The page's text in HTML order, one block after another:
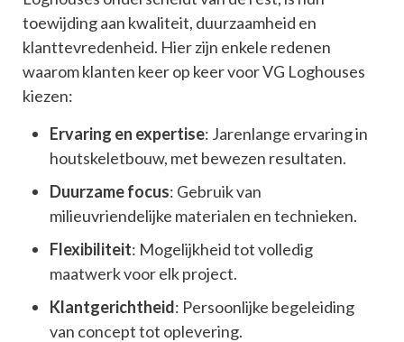
toewijding aan kwaliteit, duurzaamheid en
klanttevredenheid. Hier zijn enkele redenen
waarom klanten keer op keer voor VG Loghouses
kiezen:
Ervaring en expertise: Jarenlange ervaring in
houtskeletbouw, met bewezen resultaten.
Duurzame focus: Gebruik van
milieuvriendelijke materialen en technieken.
Flexibiliteit: Mogelijkheid tot volledig
maatwerk voor elk project.
Klantgerichtheid: Persoonlijke begeleiding
van concept tot oplevering.